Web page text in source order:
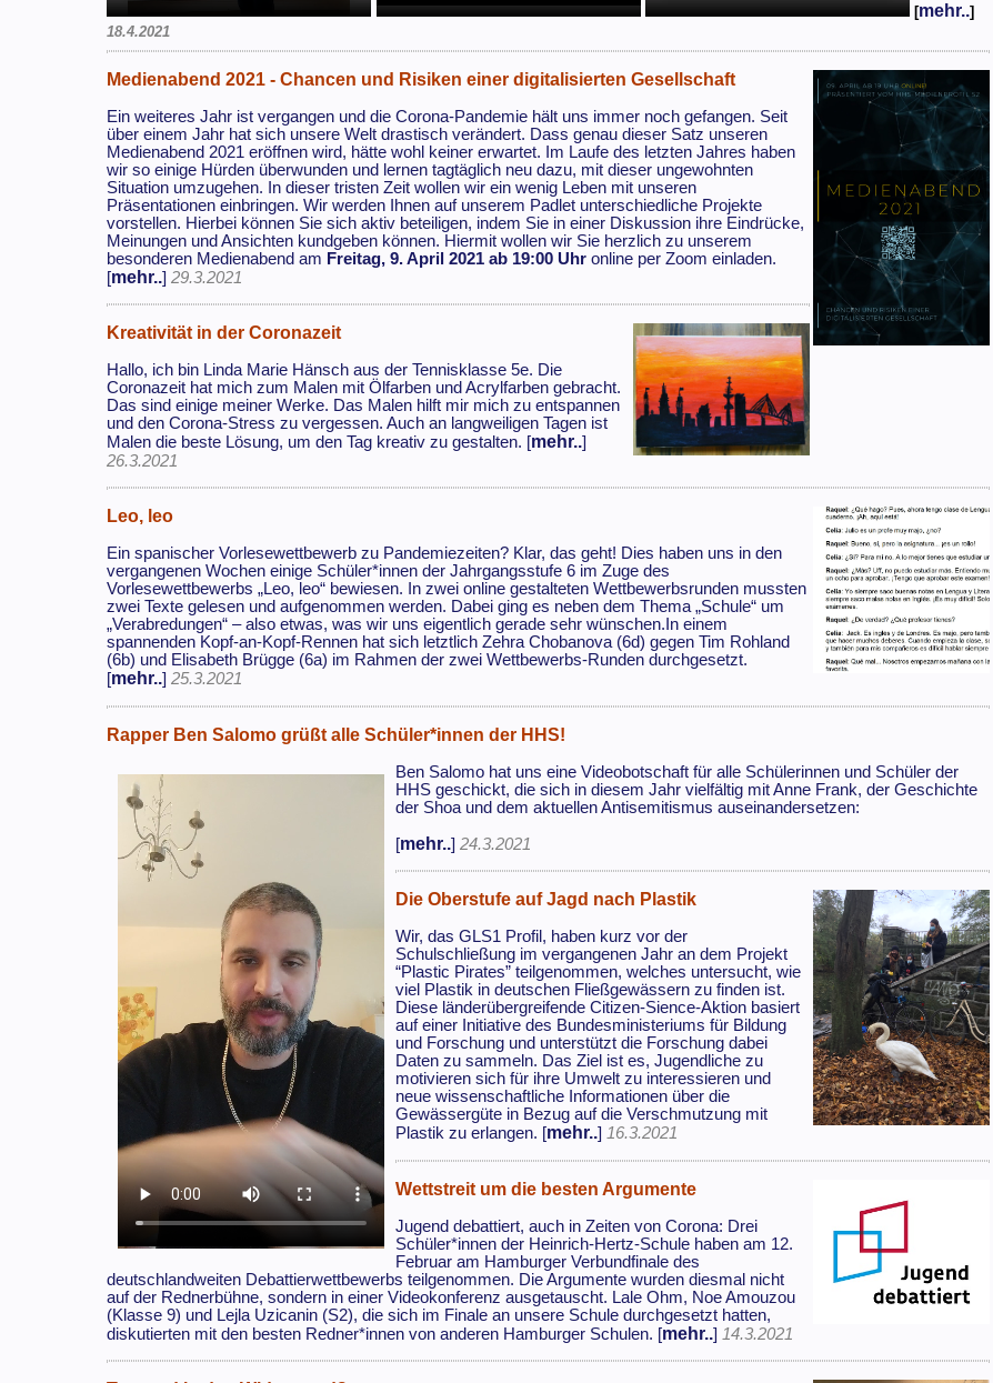
[mehr..]
18.4.2021
Medienabend 2021 - Chancen und Risiken einer digitalisierten Gesellschaft
Ein weiteres Jahr ist vergangen und die Corona-Pandemie hält uns immer noch gefangen. Seit
über einem Jahr hat sich unsere Welt drastisch verändert. Dass genau dieser Satz unseren
Medienabend 2021 eröffnen wird, hätte wohl keiner erwartet. Im Laufe des letzten Jahres haben
wir so einige Hürden überwunden und lernen tagtäglich neu dazu, mit dieser ungewohnten
Situation umzugehen. In dieser tristen Zeit wollen wir ein wenig Leben mit unseren
Präsentationen einbringen. Wir werden Ihnen auf unserem Padlet unterschiedliche Projekte
vorstellen. Hierbei können Sie sich aktiv beteiligen, indem Sie in einer Diskussion ihre Eindrücke,
Meinungen und Ansichten kundgeben können. Hiermit wollen wir Sie herzlich zu unserem
besonderen Medienabend am Freitag, 9. April 2021 ab 19:00 Uhr online per Zoom einladen.
[mehr..]29.3.2021
Kreativität in der Coronazeit
Hallo, ich bin Linda Marie Hänsch aus der Tennisklasse 5e. Die
Coronazeit hat mich zum Malen mit Ölfarben und Acrylfarben gebracht.
Das sind einige meiner Werke. Das Malen hilft mir mich zu entspannen
und den Corona-Stress zu vergessen. Auch an langweiligen Tagen ist
Malen die beste Lösung, um den Tag kreativ zu gestalten. [mehr..]
26.3.2021
Leo, leo
Ein spanischer Vorlesewettbewerb zu Pandemiezeiten? Klar, das geht! Dies haben uns in den
vergangenen Wochen einige Schüler*innen der Jahrgangsstufe 6 im Zuge des
Vorlesewettbewerbs „Leo, leo“ bewiesen. In zwei online gestalteten Wettbewerbsrunden mussten
zwei Texte gelesen und aufgenommen werden. Dabei ging es neben dem Thema „Schule“ um
„Verabredungen“ – also etwas, was wir uns eigentlich gerade sehr wünschen.In einem
spannenden Kopf-an-Kopf-Rennen hat sich letztlich Zehra Chobanova (6d) gegen Tim Rohland
(6b) und Elisabeth Brügge (6a) im Rahmen der zwei Wettbewerbs-Runden durchgesetzt.
[mehr..]25.3.2021
Rapper Ben Salomo grüßt alle Schüler*innen der HHS!
Ben Salomo hat uns eine Videobotschaft für alle Schülerinnen und Schüler der
HHS geschickt, die sich in diesem Jahr vielfältig mit Anne Frank, der Geschichte
der Shoa und dem aktuellen Antisemitismus auseinandersetzen:
[mehr..]24.3.2021
Die Oberstufe auf Jagd nach Plastik
Wir, das GLS1 Profil, haben kurz vor der
Schulschließung im vergangenen Jahr an dem Projekt
“Plastic Pirates” teilgenommen, welches untersucht, wie
viel Plastik in deutschen Fließgewässern zu finden ist.
Diese länderübergreifende Citizen-Sience-Aktion basiert
auf einer Initiative des Bundesministeriums für Bildung
und Forschung und unterstützt die Forschung dabei
Daten zu sammeln. Das Ziel ist es, Jugendliche zu
motivieren sich für ihre Umwelt zu interessieren und
neue wissenschaftliche Informationen über die
Gewässergüte in Bezug auf die Verschmutzung mit
Plastik zu erlangen. [mehr..] 16.3.2021
Wettstreit um die besten Argumente
Jugend debattiert, auch in Zeiten von Corona: Drei
Schüler*innen der Heinrich-Hertz-Schule haben am 12.
Februar am Hamburger Verbundfinale des
deutschlandweiten Debattierwettbewerbs teilgenommen. Die Argumente wurden diesmal nicht
auf der Rednerbühne, sondern in einer Videokonferenz ausgetauscht. Lale Ohm, Noe Amouzou
(Klasse 9) und Lejla Uzicanin (S2), die sich im Finale an unsere Schule durchgesetzt hatten,
diskutierten mit den besten Redner*innen von anderen Hamburger Schulen. [mehr..] 14.3.2021